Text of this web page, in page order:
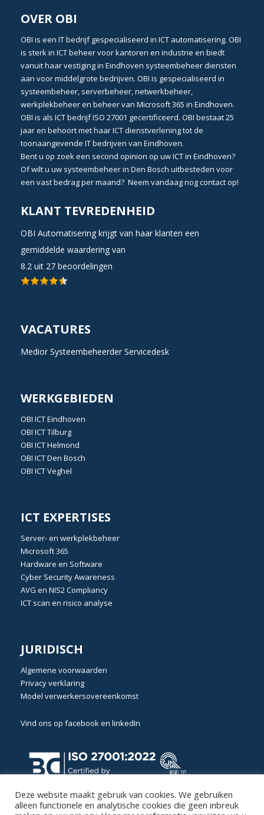
OVER OBI
OBI is een IT bedrijfgespecialiseerd in ICT automatisering. OBI
is sterk in ICT beheervoor kantoren en industrie en biedt
vanuit haar vestiging in Eindhoven systeembeheerdiensten
aan voor middelgrote bedrijven. OBI is gespecialiseerd in
systeembeheer, serverbeheer,netwerkbeheer,
werkplekbeheeren beheer van Microsoft 365 in Eindhoven.
OBI is als ICT bedrijf ISO 27001 gecertificeerd. OBI bestaat 25
jaar en behoort met haarICT dienstverleningtot de
toonaangevende IT bedrijven van Eindhoven.
Bent u op zoek een second opinion op uwICT in Eindhoven?
Of wilt u uw systeembeheer in Den Bosch uitbesteden voor
een vast bedrag per maand? Neem vandaag nogcontactop!
KLANT TEVREDENHEID
OBI Automatisering krijgt van haar klanten een
gemiddelde waardering van
8.2 uit 27 beoordelingen
VACATURES
Medior Systeembeheerder Servicedesk
WERKGEBIEDEN
OBI ICT Eindhoven
OBI ICT Tilburg
OBI ICT Helmond
OBI ICT Den Bosch
OBI ICT Veghel
ICT EXPERTISES
Server- en werkplekbeheer
Microsoft 365
Hardware en Software
Cyber Security Awareness
AVG en NIS2 Compliancy
ICT scan en risico analyse
JURIDISCH
Algemene voorwaarden
Privacy verklaring
Model verwerkersovereenkomst
Vind ons op facebooken linkedIn
Deze website maakt gebruik van cookies. We gebruiken
alleen functionele en analytische cookies die geen inbreuk